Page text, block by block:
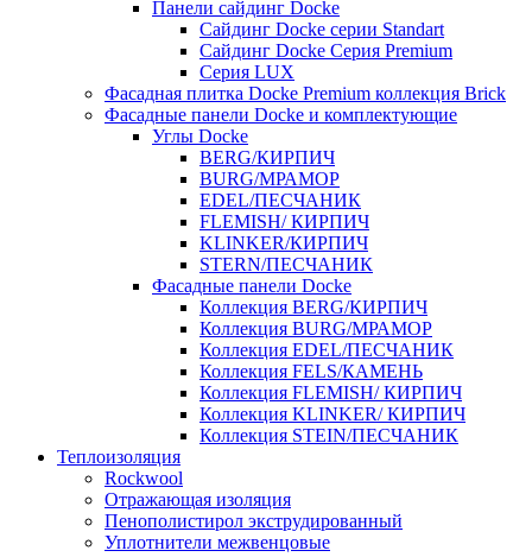
Панели сайдинг Docke
Cайдинг Docke серии Standart
Сайдинг Docke Серия Premium
Серия LUX
Фасадная плитка Docke Premium коллекция Brick
Фасадные панели Docke и комплектующие
Углы Docke
BERG/КИРПИЧ
BURG/МРАМОР
EDEL/ПЕСЧАНИК
FLEMISH/ КИРПИЧ
KLINKER/КИРПИЧ
STERN/ПЕСЧАНИК
Фасадные панели Docke
Коллекция BERG/КИРПИЧ
Коллекция BURG/МРАМОР
Коллекция EDEL/ПЕСЧАНИК
Коллекция FELS/КАМЕНЬ
Коллекция FLEMISH/ КИРПИЧ
Коллекция KLINKER/ КИРПИЧ
Коллекция STEIN/ПЕСЧАНИК
Теплоизоляция
Rockwool
Отражающая изоляция
Пенополистирол экструдированный
Уплотнители межвенцовые